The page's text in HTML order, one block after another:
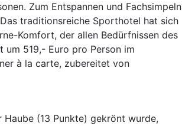
Zum Entspannen und Fachsimpeln
traditionsreiche Sporthotel hat sich
Komfort, der allen Bedürfnissen des
um 519,- Euro pro Person im
à la carte, zubereitet von
(13 Punkte) gekrönt wurde,